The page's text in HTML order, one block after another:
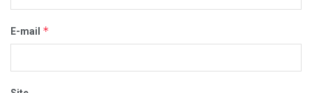
E-mail *